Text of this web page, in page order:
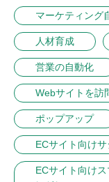
マーケティング
人材育成
営業の自動化
Webサイトを訪
ポップアップ
ECサイト向け
ECサイト向け